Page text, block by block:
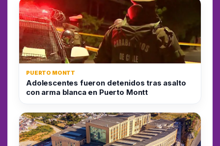
PUERTO MONTT
Adolescentes fueron detenidos tras asalto
con arma blanca en Puerto Montt